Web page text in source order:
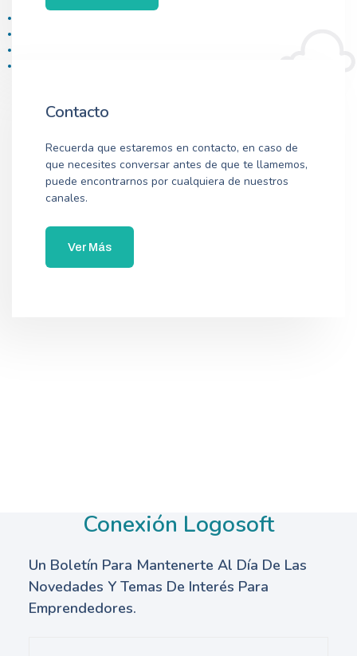
Contacto
Recuerda que estaremos en contacto, en caso de
que necesites conversar antes de que te llamemos,
puede encontrarnos por cualquiera de nuestros
canales.
Ver Más
Conexión Logosoft
Un Boletín Para Mantenerte Al Día De Las
Novedades Y Temas De Interés Para
Emprendedores.